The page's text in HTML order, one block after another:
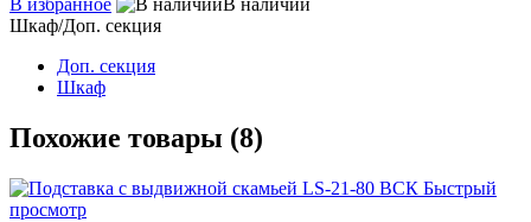
В избранное
В наличии
Шкаф/Доп. секция
Доп. секция
Шкаф
Похожие товары (8)
Быстрый
просмотр